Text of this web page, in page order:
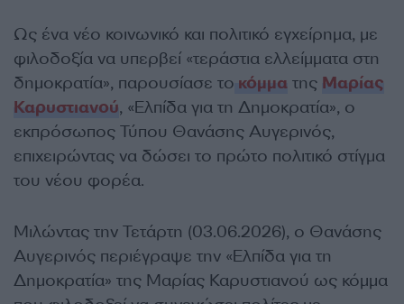
Ως ένα νέο κοινωνικό και πολιτικό εγχείρημα, με
φιλοδοξία να υπερβεί «τεράστια ελλείμματα στη
δημοκρατία», παρουσίασε το κόμμα της Μαρίας
Καρυστιανού, «Ελπίδα για τη Δημοκρατία», ο
εκπρόσωπος Τύπου Θανάσης Αυγερινός,
επιχειρώντας να δώσει το πρώτο πολιτικό στίγμα
του νέου φορέα.
Μιλώντας την Τετάρτη (03.06.2026), ο Θανάσης
Αυγερινός περιέγραψε την «Ελπίδα για τη
Δημοκρατία» της Μαρίας Καρυστιανού ως κόμμα